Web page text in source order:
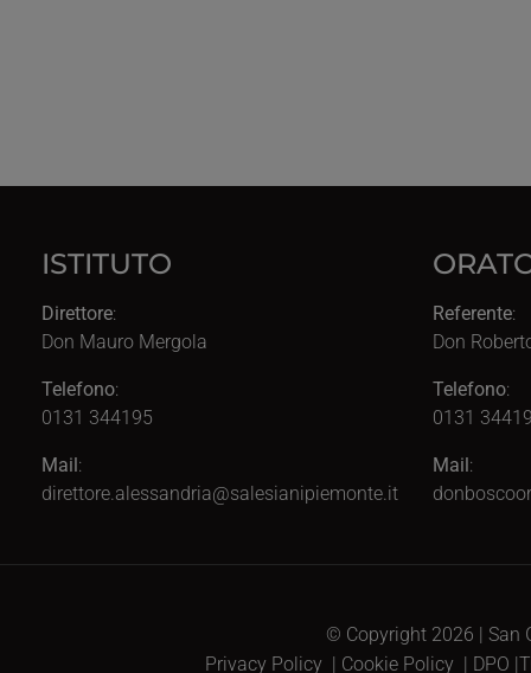
ISTITUTO
Direttore:
Don Mauro Mergola
Telefono:
0131 344195
Mail :
direttore.alessandria@salesianipiemonte.it
Referente:
Don
Telefono:
0131
Mail :
© Copyright 2026 | San
Privacy Policy | Cookie Policy | DPO |